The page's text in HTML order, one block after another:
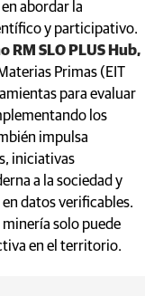
abordar la
y participativo.
SLO PLUS Hub,
Primas (EIT
para evaluar
los
impulsa
iniciativas
a la sociedad y
datos verificables.
solo puede
en el territorio.